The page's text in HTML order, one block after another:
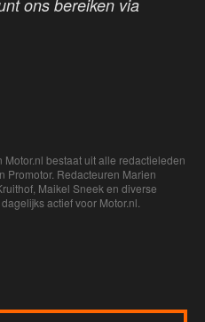
ons bereiken via
Motor.nl bestaat uit alle redactieleden
Promotor. Redacteuren Marien
Maikel Sneek en diverse
actief voor Motor.nl.